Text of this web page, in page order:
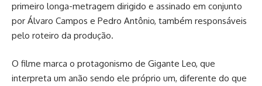
primeiro longa-metragem dirigido e assinado em conjunto
por Álvaro Campos e Pedro Antônio, também responsáveis
pelo roteiro da produção.
O filme marca o protagonismo de Gigante Leo, que
interpreta um anão sendo ele próprio um, diferente do que